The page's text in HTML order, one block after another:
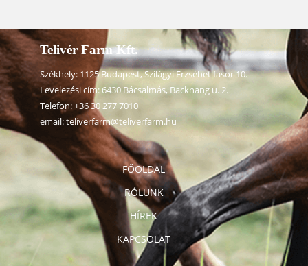
FŐOLDAL
RÓLUNK
HÍREK
KAPCSOLAT
Telivér Farm Kft.
Székhely: 1125 Budapest, Szilágyi Erzsébet fasor 10.
Levelezési cím: 6430 Bácsalmás, Backnang u. 2.
Telefon:+36 30 277 7010
email:teliverfarm@teliverfarm.hu